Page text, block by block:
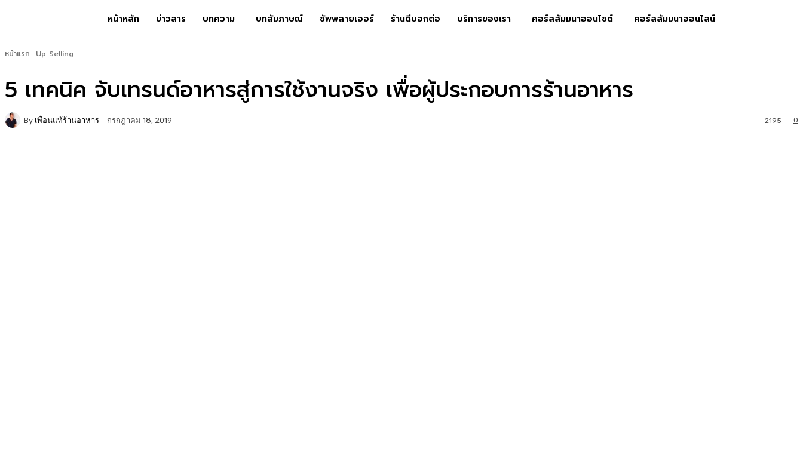
หน้าหลัก ข่าวสาร บทความ บทสัมภาษณ์ ซัพพลายเออร์ ร้านดีบอกต่อ บริการของเรา คอร์สสัมมนาออนไซต์ คอร์สสัมมนาออนไลน์
หน้าแรก Up Selling
5 เทคนิค จับเทรนด์อาหารสู่การใช้งานจริง เพื่อผู้ประกอบการร้านอาหาร
By เพื่อนแท้ร้านอาหาร กรกฎาคม 18, 2019 0
2195